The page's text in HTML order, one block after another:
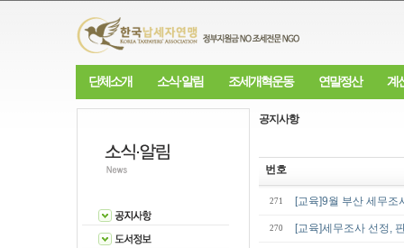
단체소개 소식·알림 조세개혁운동 연말정산 계
공지사항
번호
271 [교육]9월 부산 세무조
270 [교육]세무조사 선정,